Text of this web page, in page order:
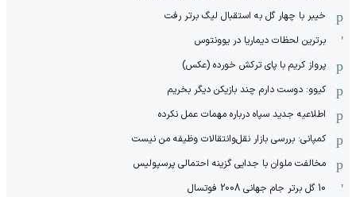
خیبر با چهار گل به استقبال لیگ برتر رفت
برترین لحظات دیماریا در یوونتوس
پرواز کریم با پای ترکش خورده (عکس)
کیوو: دوست دارم چند بازیکن دیگر بخریم
اطلاعیه جدید سپاه درباره مهمات عمل نکرده
کمپانی: بررسی بازار نقل‌وانتقالات وظیفه من نیست
مخالفت ملوان با جدایی گزینه احتمالی پرسپولیس
10 گل برتر جام جهانی 2008 فوتسال